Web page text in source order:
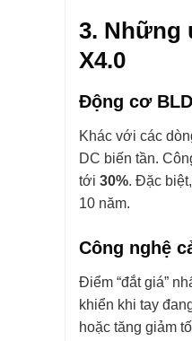
3. Những
X4.0
Động cơ
Khác với các
DC biến tần.
tới 30%. Đặc
10 năm.
Công nghệ
Điểm “đắt giá”
khiển khi tay
hoặc tăng giảm